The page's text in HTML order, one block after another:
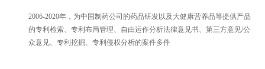
2006-2020年，为中国制药公司的药品研发以及大健康营养品等提供产品
的专利检索、专利布局管理、自由运作分析法律意见书、第三方意见/公
众意见、专利挖掘、专利侵权分析的案件多件